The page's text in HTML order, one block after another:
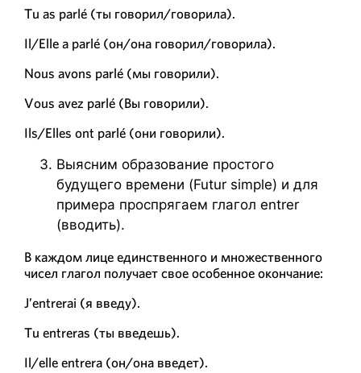
Tu as parlé (ты говорил/говорила).
Il/Elle a parlé (он/она говорил/говорила).
Nous avons parlé (мы говорили).
Vous avez parlé (Вы говорили).
Ils/Elles ont parlé (они говорили).
Выясним образование простого
будущего времени (Futur simple) и для
примера проспрягаем глагол entrer
(вводить).
В каждом лице единственного и множественного
чисел глагол получает свое особенное окончание:
J’entrerai (я введу).
Tu entreras (ты введешь).
Il/elle entrera (он/она введет).